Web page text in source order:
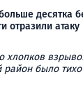
десятка
отразили
хлопков
район было тихо